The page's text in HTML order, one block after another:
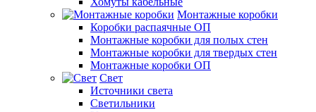
Монтажные коробки
Коробки распаячные ОП
Монтажные коробки для полых стен
Монтажные коробки для твердых стен
Монтажные коробки ОП
Свет
Источники света
Светильники